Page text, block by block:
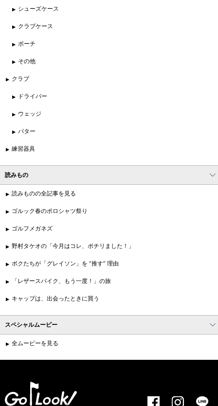
シューズケース
クラブケース
ポーチ
その他
クラブ
ドライバー
ウェッジ
パター
練習器具
読みもの
読みものの全記事を見る
ゴルック春のポロシャツ祭り
ゴルフメガネズ
野村タケオの「今月はコレ、ポチリました！」
ボクたちが「グレイソン」を “推す” 理由
「レザースパイク、もう一度！」の旅
キャップは、出会ったときに買う
スペシャルムービー
全ムービーを見る